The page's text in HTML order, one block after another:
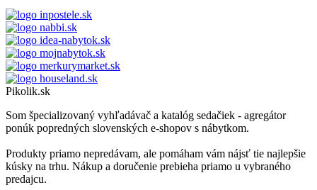
Pikolik.sk
Som špecializovaný vyhľadávač a katalóg sedačiek - agregátor
ponúk popredných slovenských e-shopov s nábytkom.
Produkty priamo nepredávam, ale pomáham vám nájsť tie najlepšie
kúsky na trhu. Nákup a doručenie prebieha priamo u vybraného
predajcu.